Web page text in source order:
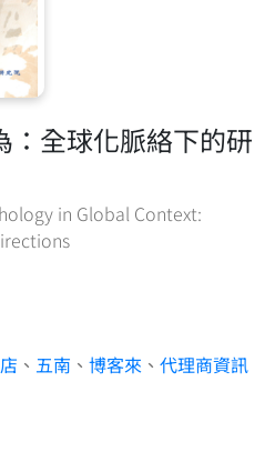
：全球化脈絡下的研
in Global Context:
、 五南 、 博客來 、 代理商資訊